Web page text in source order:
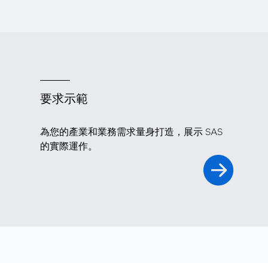
要求示範
為您的產業和業務需求量身打造，展示 SAS
的實際運作。